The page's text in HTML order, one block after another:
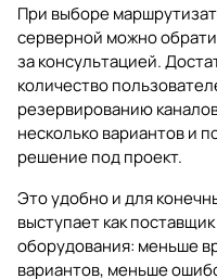
При выборе
серверной можно
за консультацией.
количество
резервированию
несколько вариантов и
решение под проект.
Это удобно и для
выступает как
оборудования: меньше
вариантов, меньше